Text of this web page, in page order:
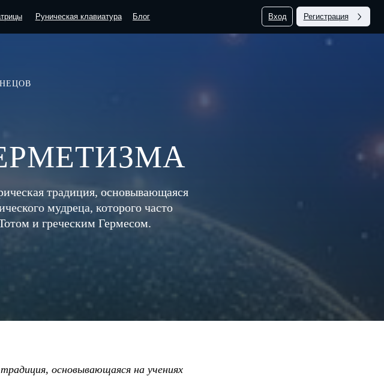
клавиатура Блог 1000 руб.
традиция, основывающаяся
мудреца, которого часто
и греческим Гермесом.
основывающаяся на учениях